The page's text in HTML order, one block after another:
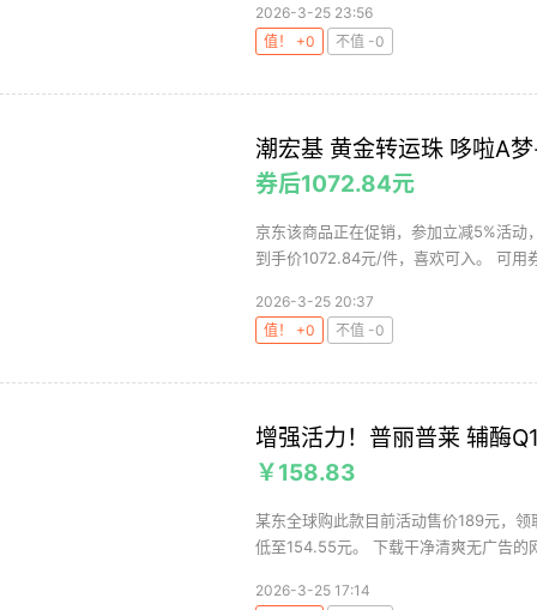
2026-3-25 23:56
值！ +0
不值 -0
潮宏基 黄金转运珠 哆啦A
券后1072.84元
京东该商品正在促销，参加立减5%活
到手价1072.84元/件，喜欢可入。 可用
2026-3-25 20:37
值！ +0
不值 -0
增强活力！普丽普莱 辅酶
￥158.83
某东全球购此款目前活动售价189元，
低至154.55元。 下载干净清爽无广告的
2026-3-25 17:14